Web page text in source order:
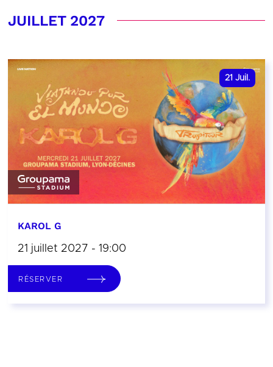
JUILLET 2027
21 Juil.
KAROL G
21 juillet 2027 - 19:00
RÉSERVER